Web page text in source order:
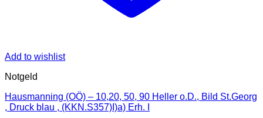
Add to wishlist
Notgeld
Hausmanning (OÖ) – 10,20, 50, 90 Heller o.D., Bild St.Georg
, Druck blau , (KKN.S357)I)a) Erh. I